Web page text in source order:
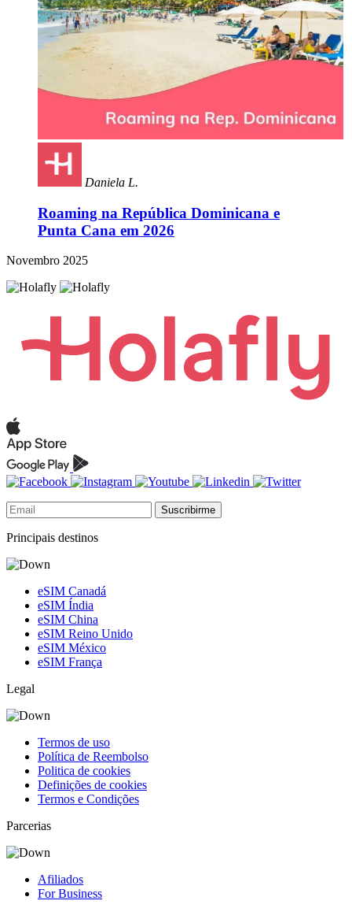
Daniela L.
Roaming na República Dominicana e
Punta Cana em 2026
Novembro 2025
Suscribirme
Principais destinos
eSIM Canadá
eSIM Índia
eSIM China
eSIM Reino Unido
eSIM México
eSIM França
Legal
Termos de uso
Política de Reembolso
Politica de cookies
Definições de cookies
Termos e Condições
Parcerias
Afiliados
For Business